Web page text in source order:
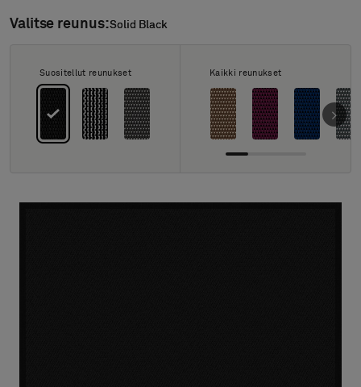
Stories
Yhteystiedot
Pattern Tile Tool
Valitse maa
Valitse reunus:Solid Black
Solid Black
Suositellut reunukset Kaikki reunukset